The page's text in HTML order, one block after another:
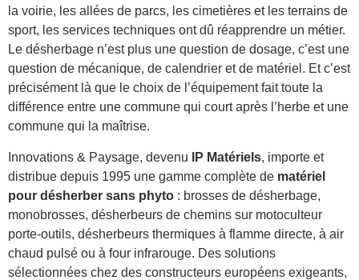
la voirie, les allées de parcs, les cimetières et les terrains de
sport, les services techniques ont dû réapprendre un métier.
Le désherbage n’est plus une question de dosage, c’est une
question de mécanique, de calendrier et de matériel. Et c’est
précisément là que le choix de l’équipement fait toute la
différence entre une commune qui court après l’herbe et une
commune qui la maîtrise.
Innovations & Paysage, devenu IP Matériels, importe et
distribue depuis 1995 une gamme complète de matériel
pour désherber sans phyto : brosses de désherbage,
monobrosses, désherbeurs de chemins sur motoculteur
porte-outils, désherbeurs thermiques à flamme directe, à air
chaud pulsé ou à four infrarouge. Des solutions
sélectionnées chez des constructeurs européens exigeants,